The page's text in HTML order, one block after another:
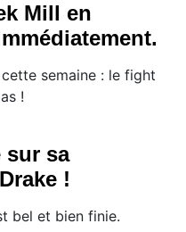
Mill en
semaine : le fight
!
sur sa
!
bel et bien finie.